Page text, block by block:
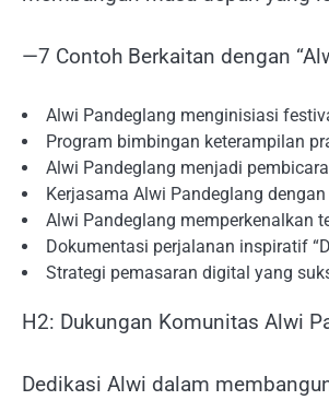
—7 Contoh Berkaitan dengan
Alwi Pandeglang menginisiasi
Program bimbingan keterampilan
Alwi Pandeglang menjadi
Kerjasama Alwi Pandeglang
Alwi Pandeglang memperkenalkan
Dokumentasi perjalanan inspiratif
Strategi pemasaran digital yang
H2: Dukungan Komunitas Alwi
Dedikasi Alwi dalam